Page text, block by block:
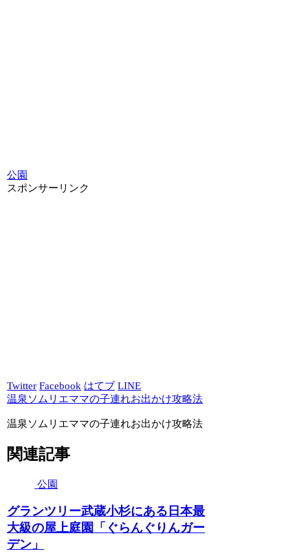
公園
スポンサーリンク
Twitter Facebook はてブ LINE
温泉ソムリエママの子連れお出かけ攻略法
温泉ソムリエママの子連れお出かけ攻略法
関連記事
公園
グランツリー武蔵小杉にある日本最
大級の屋上庭園「ぐらんぐりんガー
デン」